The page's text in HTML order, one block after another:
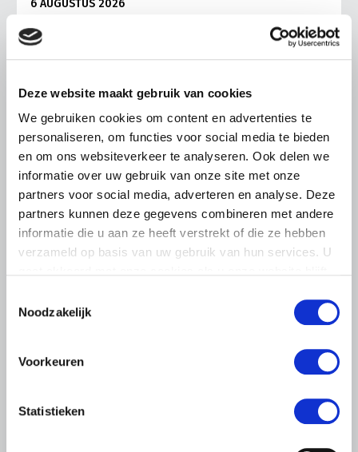
Deze website maakt gebruik van cookies
We gebruiken cookies om content en advertenties te
personaliseren, om functies voor social media te bieden
en om ons websiteverkeer te analyseren. Ook delen we
informatie over uw gebruik van onze site met onze
partners voor social media, adverteren en analyse. Deze
partners kunnen deze gegevens combineren met andere
informatie die u aan ze heeft verstrekt of die ze hebben
verzameld op basis van uw gebruik van hun services. U
Noodzakelijk
Voorkeuren
Statistieken
6 AUGUSTUS 2026
LTO sluit aan bij demonstratie tegen
dreigende onteigening
ZLTO, LLTB, LTO Noord en LTO Nederland roepen hun
leden op om op vrijdagochtend 14 augustus massaal naar
het voorplein van het provinciehuis in Den Bosch te
komen…
Lees meer